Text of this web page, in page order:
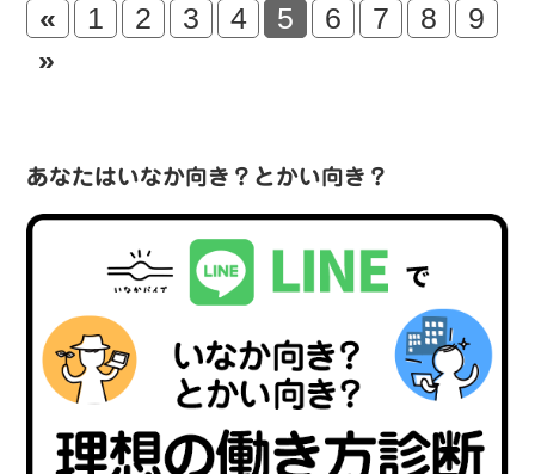
« 1 2 3 4 5 6 7 8
9
»
あなたはいなか向き？とかい向き？